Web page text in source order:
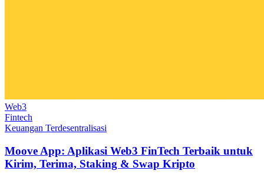
Web3
Fintech
Keuangan Terdesentralisasi
Moove App: Aplikasi Web3 FinTech Terbaik untuk
Kirim, Terima, Staking & Swap Kripto